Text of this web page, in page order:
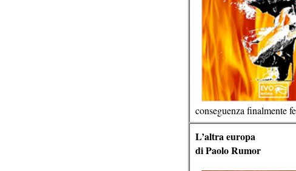
conseguenza finalmente
L’altra europa
di Paolo Rumor